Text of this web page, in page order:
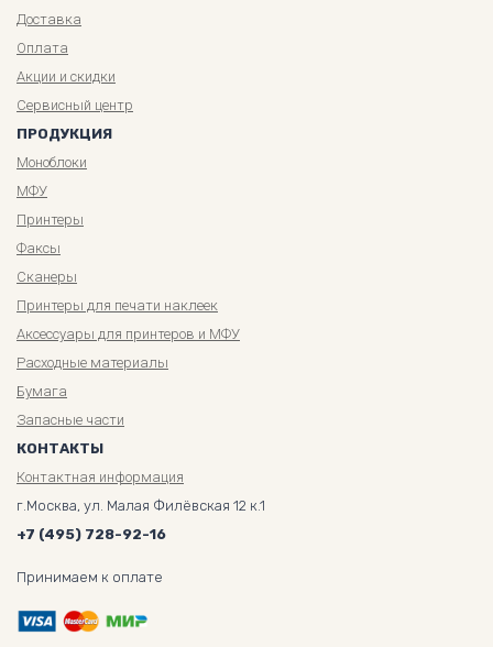
Доставка
Оплата
Акции и скидки
Сервисный центр
ПРОДУКЦИЯ
Моноблоки
МФУ
Принтеры
Факсы
Сканеры
Принтеры для печати наклеек
Аксессуары для принтеров и МФУ
Расходные материалы
Бумага
Запасные части
КОНТАКТЫ
Контактная информация
г.Москва, ул. Малая Филёвская 12 к.1
+7 (495) 728-92-16
Принимаем к оплате